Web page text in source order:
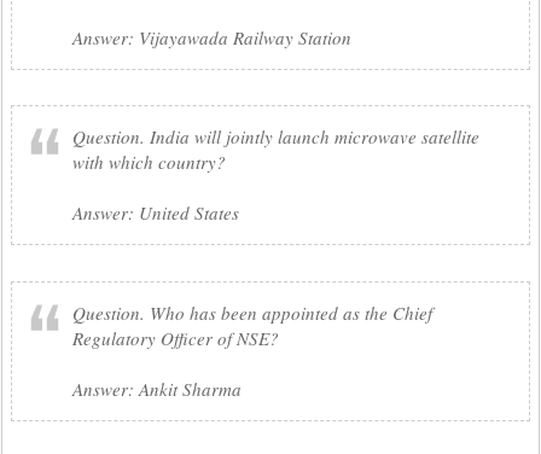
Answer: Vijayawada Railway Station
Question. India will jointly launch microwave satellite
with which country?
Answer: United States
Question. Who has been appointed as the Chief
Regulatory Officer of NSE?
Answer: Ankit Sharma